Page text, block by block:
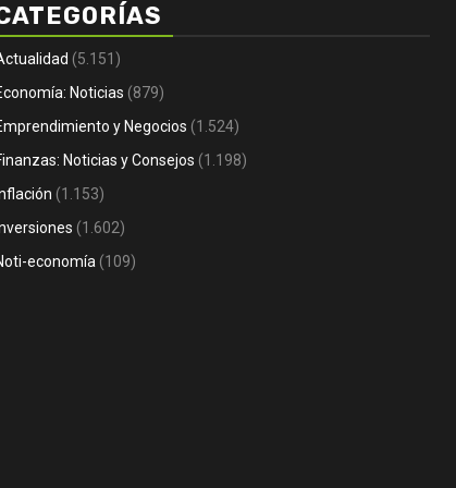
Noticias
Emprendimiento y Negocios
Noticias y Consejos Inversiones
Rebord EN VIVO: dónde verlo, a
hora y por qué es tendencia
1 día Atrás Noti-economía
(5.151)
Noticias (879)
y Negocios (1.524)
Noticias y Consejos (1.198)
(1.153)
(1.602)
economía (109)